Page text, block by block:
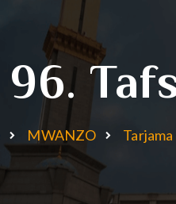
96.
MWANZO